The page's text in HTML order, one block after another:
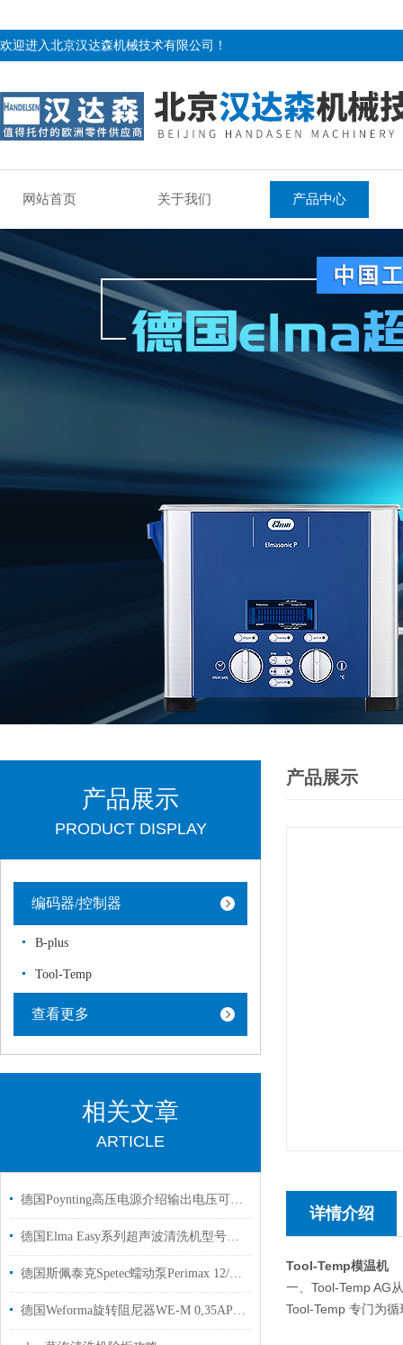
欢迎进入北京汉达森机械技术有限公司！
网站首页 关于我们 产品中心
产品展示
PRODUCT DISPLAY
编码器/控制器
B-plus
Tool-Temp
查看更多
相关文章
ARTICLE
德国Poynting高压电源介绍输出电压可达200 kV
德国Elma Easy系列超声波清洗机型号介绍
德国斯佩泰克Spetec蠕动泵Perimax 12/6 工作原理
德国Weforma旋转阻尼器WE-M 0,35AP用于汽车行业使用现货
产品展示
详情介绍
Tool-Temp模温机
一、Tool-Temp AG
Tool-Temp 专门为